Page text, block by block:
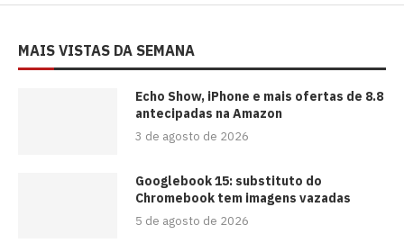
MAIS VISTAS DA SEMANA
Echo Show, iPhone e mais ofertas de 8.8
antecipadas na Amazon
3 de agosto de 2026
Googlebook 15: substituto do
Chromebook tem imagens vazadas
5 de agosto de 2026